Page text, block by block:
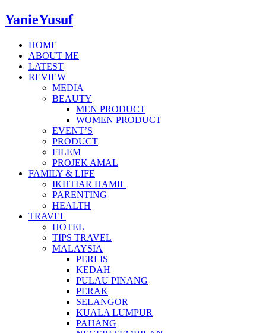
YanieYusuf
HOME
ABOUT ME
LATEST
REVIEW
MEDIA
BEAUTY
MEN PRODUCT
WOMEN PRODUCT
EVENT’S
PRODUCT
FILEM
PROJEK AMAL
FAMILY & LIFE
IKHTIAR HAMIL
PARENTING
HEALTH
TRAVEL
HOTEL
TIPS TRAVEL
MALAYSIA
PERLIS
KEDAH
PULAU PINANG
PERAK
SELANGOR
KUALA LUMPUR
PAHANG